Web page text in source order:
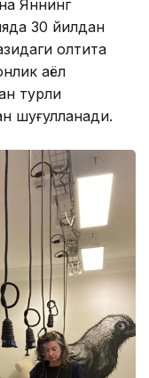
Яннинг
30 йилдан
олтита
аёл
турли
шуғулланади.